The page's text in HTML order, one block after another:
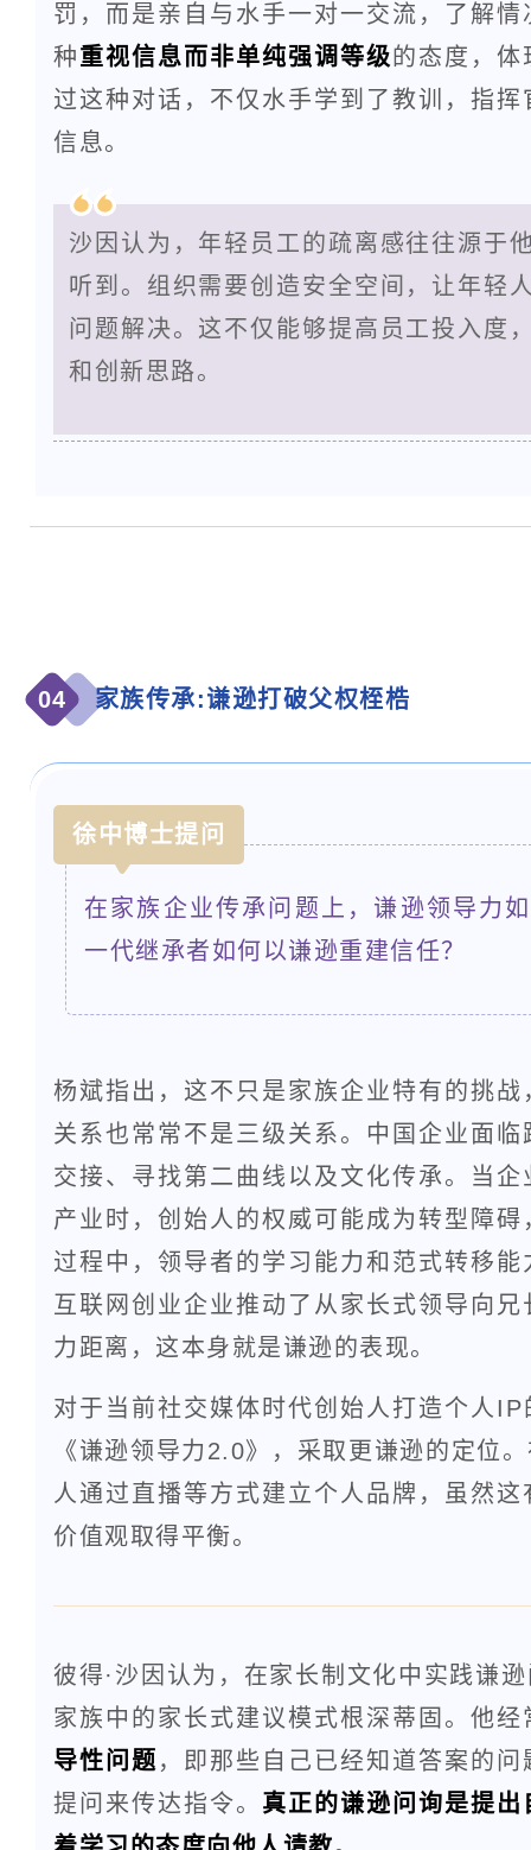
罚，而是亲自与水手一对一交流，了解
种重视信息而非单纯强调等级的态度，体
过这种对话，不仅水手学到了教训，指
信息。
沙因认为，年轻员工的疏离感往往源于
听到。组织需要创造安全空间，让年轻
问题解决。这不仅能够提高员工投入度
和创新思路。
04 家族传承:谦逊打破父权桎梏
徐中博士提问
在家族企业传承问题上，谦逊领导力
一代继承者如何以谦逊重建信任？
杨斌指出，这不只是家族企业特有的挑
关系也常常不是三级关系。中国企业面
交接、寻找第二曲线以及文化传承。当
产业时，创始人的权威可能成为转型障
过程中，领导者的学习能力和范式转移
互联网创业企业推动了从家长式领导向
力距离，这本身就是谦逊的表现。
对于当前社交媒体时代创始人打造个人
《谦逊领导力2.0》，采取更谦逊的定位
人通过直播等方式建立个人品牌，虽然
价值观取得平衡。
彼得·沙因认为，在家长制文化中实践谦
家族中的家长式建议模式根深蒂固。他经
导性问题 ，即那些自己已经知道答案的
提问来传达指令。 真正的谦逊问询是提